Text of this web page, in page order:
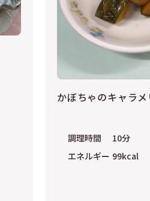
かぼちゃのキャラメ
調理時間 10分
エネルギー 99kcal